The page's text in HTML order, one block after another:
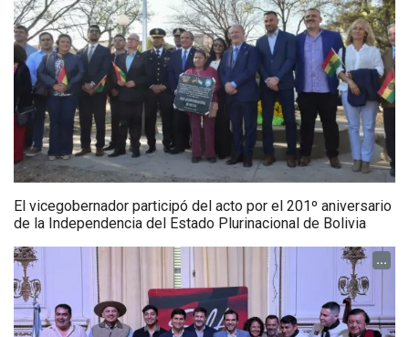
El vicegobernador participó del acto por el 201º aniversario
de la Independencia del Estado Plurinacional de Bolivia
...